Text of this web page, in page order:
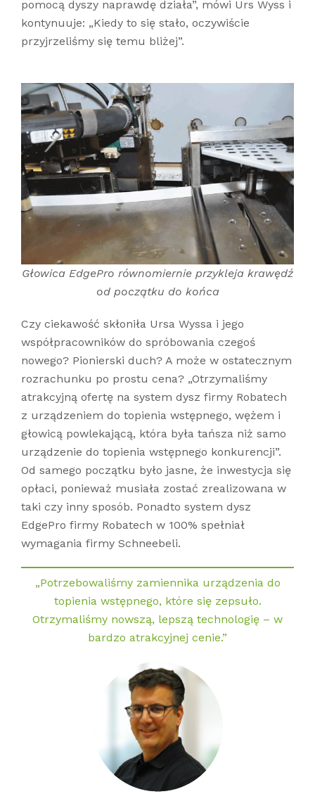
pomocą dyszy naprawdę działa”, mówi Urs Wyss i
kontynuuje: „Kiedy to się stało, oczywiście
przyjrzeliśmy się temu bliżej”.
Głowica EdgePro równomiernie przykleja krawędź
od początku do końca
Czy ciekawość skłoniła Ursa Wyssa i jego
współpracowników do spróbowania czegoś
nowego? Pionierski duch? A może w ostatecznym
rozrachunku po prostu cena? „Otrzymaliśmy
atrakcyjną ofertę na system dysz firmy Robatech
z urządzeniem do topienia wstępnego, wężem i
głowicą powlekającą, która była tańsza niż samo
urządzenie do topienia wstępnego konkurencji”.
Od samego początku było jasne, że inwestycja się
opłaci, ponieważ musiała zostać zrealizowana w
taki czy inny sposób. Ponadto system dysz
EdgePro firmy Robatech w 100% spełniał
wymagania firmy Schneebeli.
„Potrzebowaliśmy zamiennika urządzenia do
topienia wstępnego, które się zepsuło.
Otrzymaliśmy nowszą, lepszą technologię – w
bardzo atrakcyjnej cenie.”